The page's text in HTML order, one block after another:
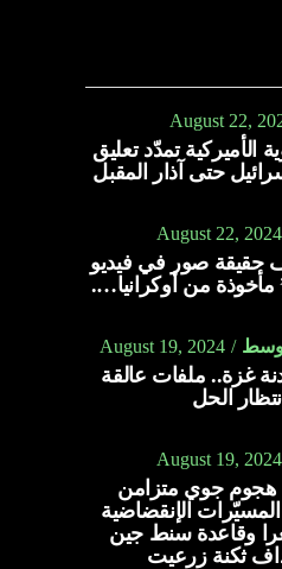
August 22,
الأميركية تمدّد تعليق
حتى آذار المقبل
August 22, 2024
حقيقة صور في فيديو
August 19, 2024
غزة.. ملفات عالقة
الحل
August 19, 2024
هجوم جوي متزامن
الإنقضاضية
وقاعدة سنط جين
ثكنة زرعيت